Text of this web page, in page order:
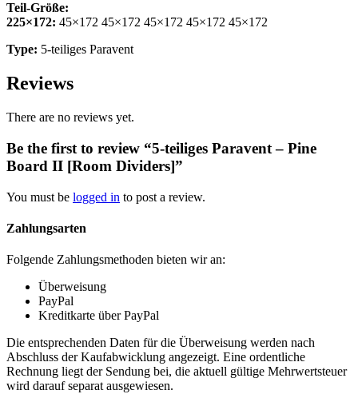
Teil-Größe:
225×172: 45×172 45×172 45×172 45×172 45×172
Type: 5-teiliges Paravent
Reviews
There are no reviews yet.
Be the first to review “5-teiliges Paravent – Pine
Board II [Room Dividers]”
You must be logged in to post a review.
Zahlungsarten
Folgende Zahlungsmethoden bieten wir an:
Überweisung
PayPal
Kreditkarte über PayPal
Die entsprechenden Daten für die Überweisung werden nach
Abschluss der Kaufabwicklung angezeigt. Eine ordentliche
Rechnung liegt der Sendung bei, die aktuell gültige Mehrwertsteuer
wird darauf separat ausgewiesen.